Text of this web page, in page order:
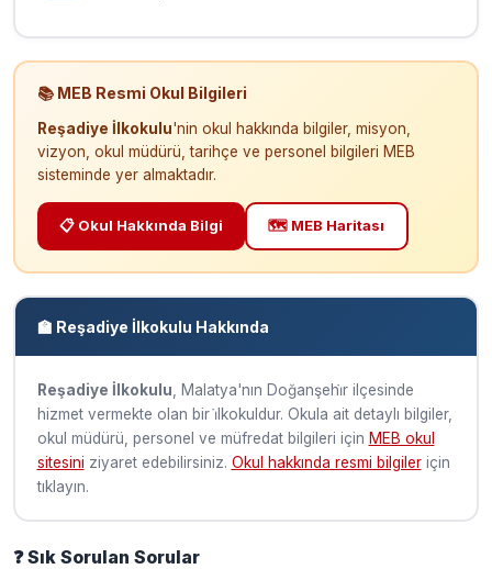
📚 MEB Resmi Okul Bilgileri
Reşadiye İlkokulu'nin okul hakkında bilgiler, misyon,
vizyon, okul müdürü, tarihçe ve personel bilgileri MEB
sisteminde yer almaktadır.
📋 Okul Hakkında Bilgi 🗺️ MEB Haritası
🏫 Reşadiye İlkokulu Hakkında
Reşadiye İlkokulu , Malatya'nın Doğanşehi̇r ilçesinde
hizmet vermekte olan bir i̇lkokuldur. Okula ait detaylı bilgiler,
okul müdürü, personel ve müfredat bilgileri için MEB okul
sitesini ziyaret edebilirsiniz. Okul hakkında resmi bilgileriçin
tıklayın.
❓ Sık Sorulan Sorular